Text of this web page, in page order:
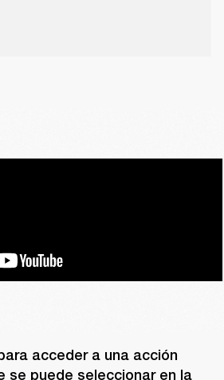
acceder a una acción
se puede seleccionar en la